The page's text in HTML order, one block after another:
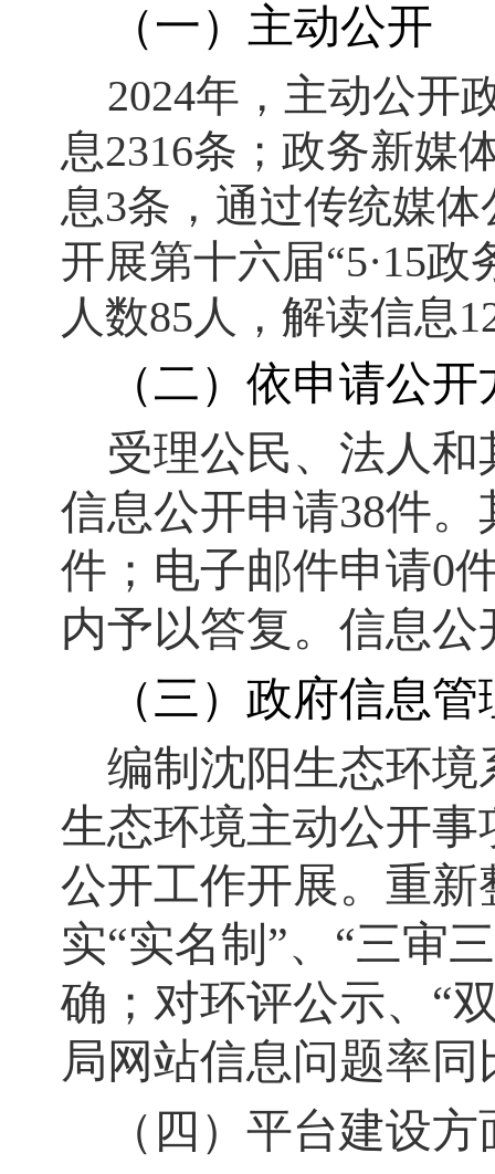
（一）主动公开
2024年，主动公开
息2316条；政务新媒
息3条，通过传统媒
开展第十六届“5·15
人数85人，解读信息
（二）依申请公开
受理公民、法人
信息公开申请38件
件；电子邮件申请0
内予以答复。信息
（三）政府信息
编制沈阳生态环
生态环境主动公开
公开工作开展。重
实“实名制”、“三审
确；对环评公示、“
局网站信息问题率
（四）平台建设方